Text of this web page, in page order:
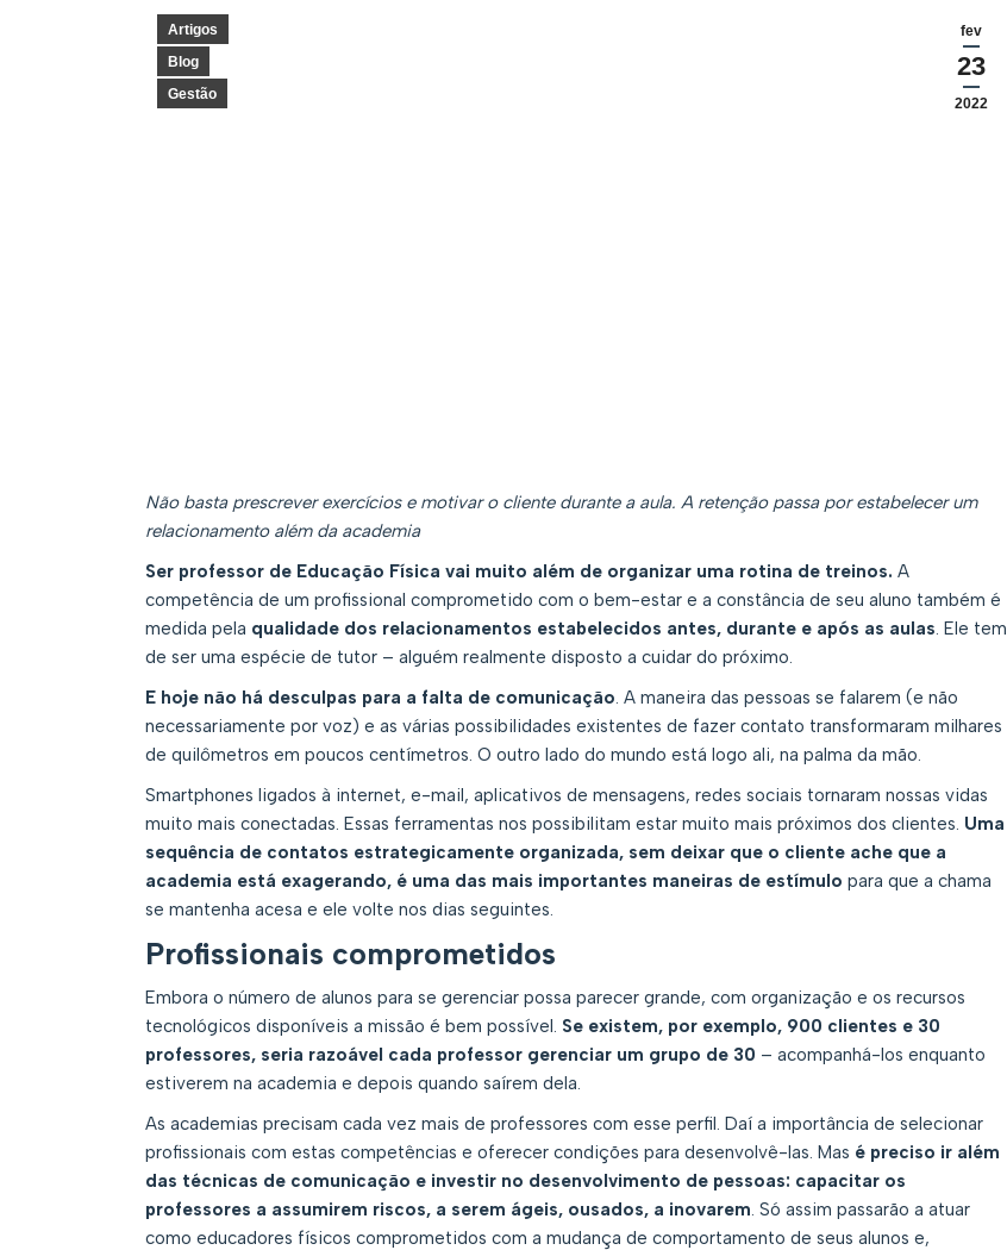
fev
23
2022
Artigos
Blog
Gestão
Não basta prescrever exercícios e motivar o cliente durante a aula. A retenção passa por estabelecer um
relacionamento além da academia
Ser professor de Educação Física vai muito além de organizar uma rotina de treinos. A
competência de um profissional comprometido com o bem-estar e a constância de seu aluno também é
medida pela qualidade dos relacionamentos estabelecidos antes, durante e após as aulas . Ele tem
de ser uma espécie de tutor – alguém realmente disposto a cuidar do próximo.
E hoje não há desculpas para a falta de comunicação . A maneira das pessoas se falarem (e não
necessariamente por voz) e as várias possibilidades existentes de fazer contato transformaram milhares
de quilômetros em poucos centímetros. O outro lado do mundo está logo ali, na palma da mão.
Smartphones ligados à internet, e-mail, aplicativos de mensagens, redes sociais tornaram nossas vidas
muito mais conectadas. Essas ferramentas nos possibilitam estar muito mais próximos dos clientes. Uma
sequência de contatos estrategicamente organizada, sem deixar que o cliente ache que a
academia está exagerando, é uma das mais importantes maneiras de estímulo para que a chama
se mantenha acesa e ele volte nos dias seguintes.
Profissionais comprometidos
Embora o número de alunos para se gerenciar possa parecer grande, com organização e os recursos
tecnológicos disponíveis a missão é bem possível. Se existem, por exemplo, 900 clientes e 30
professores, seria razoável cada professor gerenciar um grupo de 30 – acompanhá-los enquanto
estiverem na academia e depois quando saírem dela.
As academias precisam cada vez mais de professores com esse perfil. Daí a importância de selecionar
profissionais com estas competências e oferecer condições para desenvolvê-las. Mas é preciso ir além
das técnicas de comunicação e investir no desenvolvimento de pessoas: capacitar os
professores a assumirem riscos, a serem ágeis, ousados, a inovarem . Só assim passarão a atuar
como educadores físicos comprometidos com a mudança de comportamento de seus alunos e,